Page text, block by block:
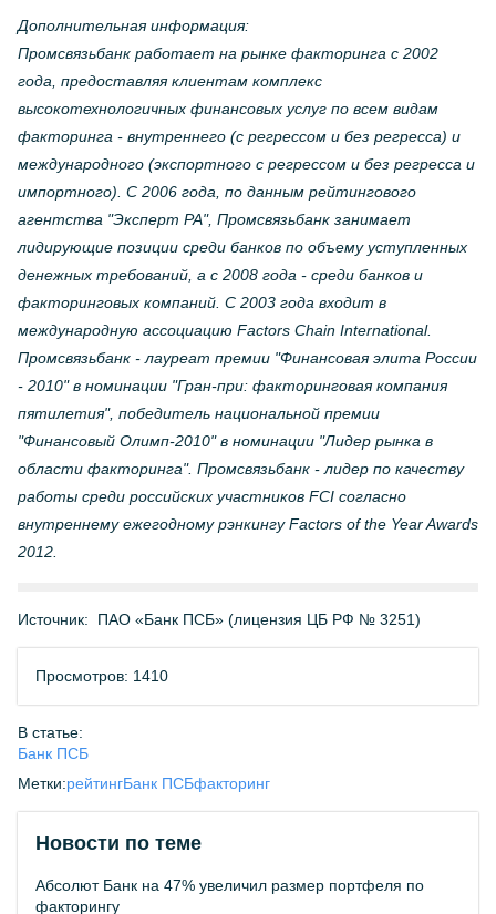
Дополнительная информация:
Промсвязьбанк работает на рынке факторинга с 2002
года, предоставляя клиентам комплекс
высокотехнологичных финансовых услуг по всем видам
факторинга - внутреннего (с регрессом и без регресса) и
международного (экспортного с регрессом и без регресса и
импортного). С 2006 года, по данным рейтингового
агентства "Эксперт РА", Промсвязьбанк занимает
лидирующие позиции среди банков по объему уступленных
денежных требований, а с 2008 года - среди банков и
факторинговых компаний. С 2003 года входит в
международную ассоциацию Factors Chain International.
Промсвязьбанк - лауреат премии "Финансовая элита России
- 2010" в номинации "Гран-при: факторинговая компания
пятилетия", победитель национальной премии
"Финансовый Олимп-2010" в номинации "Лидер рынка в
области факторинга". Промсвязьбанк - лидер по качеству
работы среди российских участников FCI согласно
внутреннему ежегодному рэнкингу Factors of the Year Awards
2012.
Источник: ПАО «Банк ПСБ» (лицензия ЦБ РФ № 3251)
Просмотров: 1410
В статье:
Банк ПСБ
Метки:рейтингБанк ПСБфакторинг
Новости по теме
Абсолют Банк на 47% увеличил размер портфеля по
факторингу